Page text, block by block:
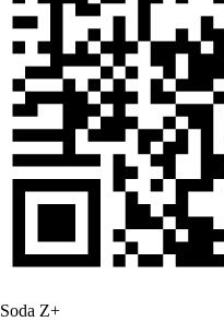
Soda Z+